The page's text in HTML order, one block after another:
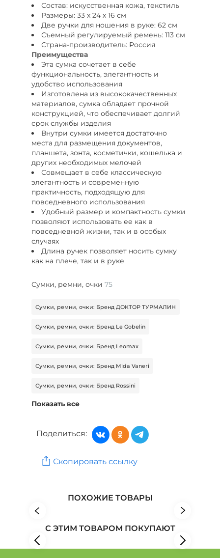
Состав: искусственная кожа, текстиль
Размеры: 33 х 24 х 16 см
Две ручки для ношения в руке: 62 см
Съемный регулируемый ремень: 113 см
Страна-производитель: Россия
Преимущества
Эта сумка сочетает в себе
функциональность, элегантность и
удобство использования
Изготовлена из высококачественных
материалов, сумка обладает прочной
конструкцией, что обеспечивает долгий
срок службы изделия
Внутри сумки имеется достаточно
места для размещения документов,
планшета, зонта, косметички, кошелька и
других необходимых мелочей
Совмещает в себе классическую
элегантность и современную
практичность, подходящую для
повседневного использования
Удобный размер и компактность сумки
позволяют использовать ее как в
повседневной жизни, так и в особых
случаях
Длина ручек позволяет носить сумку
как на плече, так и в руке
Сумки, ремни, очки 75
Сумки, ремни, очки: Бренд ДОКТОР ТУРМАЛИН
Сумки, ремни, очки: Бренд Le Gobelin
Сумки, ремни, очки: Бренд Leomax
Сумки, ремни, очки: Бренд Mida Vaneri
Сумки, ремни, очки: Бренд Rossini
Сумки, ремни, очки: Бренд Tareda
Сумки, ремни, очки: Бренд UNIT
Женская одежда: Бренд A&Ostudio
Женская одежда: Бренд Averi
Показать все
Поделиться:
Скопировать ссылку
ПОХОЖИЕ ТОВАРЫ
С ЭТИМ ТОВАРОМ ПОКУПАЮТ